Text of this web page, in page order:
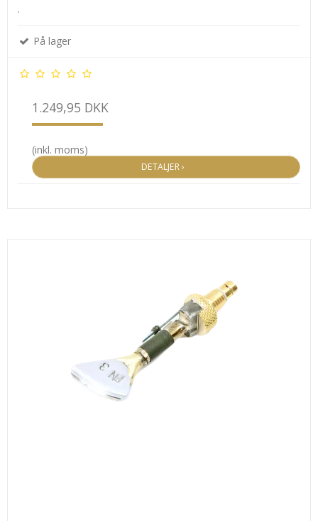
.
På lager
1.249,95 DKK
(inkl. moms)
DETALJER ›